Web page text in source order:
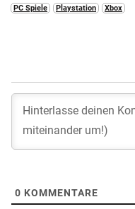
PC Spiele
Playstation Xbox
0 KOMMENTARE